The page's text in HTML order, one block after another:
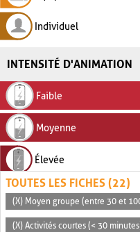
Individuel
INTENSITÉ D'ANIMATION
Faible
Moyenne
Élevée
TOUTES LES FICHES (22)
(X) Moyen groupe (entre 30 et
(X) Activités courtes (< 30